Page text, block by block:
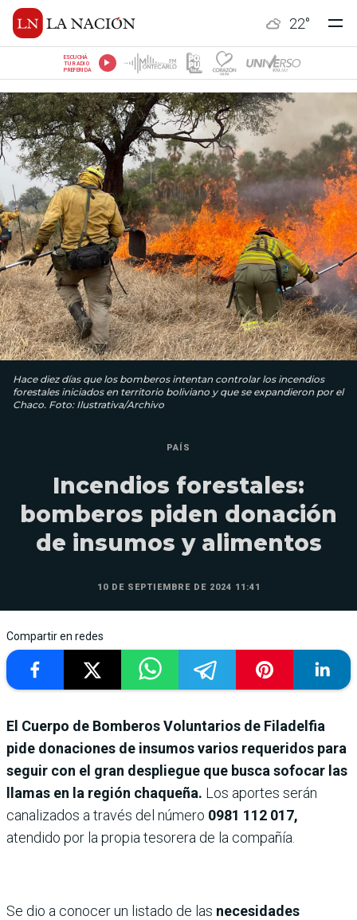
22°
ESCUCHÁ
TU RADIO
PREFERIDA
Hace diez días que los bomberos intentan controlar los incendios
forestales iniciados en territorio boliviano y que se expandieron por el
Chaco. Foto: Ilustrativa/Archivo
PAÍS
Incendios forestales:
bomberos piden donación
de insumos y alimentos
10 DE SEPTIEMBRE DE 2024 11:41
Compartir en redes
El Cuerpo de Bomberos Voluntarios de Filadelfia
pide donaciones de insumos varios requeridos para
seguir con el gran despliegue que busca sofocar las
llamas en la región chaqueña. Los aportes serán
canalizados a través del número 0981 112 017,
atendido por la propia tesorera de la compañía.
Se dio a conocer un listado de las necesidades